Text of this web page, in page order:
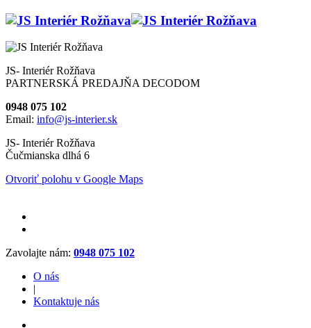
JS- Interiér Rožňava
PARTNERSKÁ PREDAJŇA DECODOM
0948 075 102
Email: info@js-interier.sk
JS- Interiér Rožňava
Čučmianska dlhá 6
Otvoriť polohu v Google Maps
Zavolajte nám: 0948 075 102
O nás
|
Kontaktuje nás